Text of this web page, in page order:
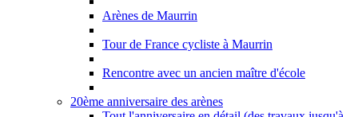
Arènes de Maurrin
Tour de France cycliste à Maurrin
Rencontre avec un ancien maître d'école
20ème anniversaire des arènes